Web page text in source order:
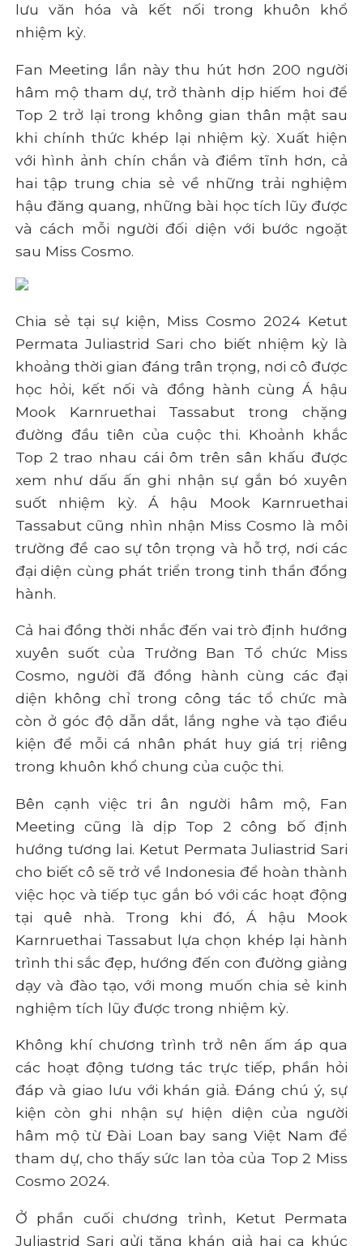
lưu văn hóa và kết nối trong khuôn khổ
nhiệm kỳ.
Fan Meeting lần này thu hút hơn 200 người
hâm mộ tham dự, trở thành dịp hiếm hoi để
Top 2 trở lại trong không gian thân mật sau
khi chính thức khép lại nhiệm kỳ. Xuất hiện
với hình ảnh chín chắn và điềm tĩnh hơn, cả
hai tập trung chia sẻ về những trải nghiệm
hậu đăng quang, những bài học tích lũy được
và cách mỗi người đối diện với bước ngoặt
sau Miss Cosmo.
Chia sẻ tại sự kiện, Miss Cosmo 2024 Ketut
Permata Juliastrid Sari cho biết nhiệm kỳ là
khoảng thời gian đáng trân trọng, nơi cô được
học hỏi, kết nối và đồng hành cùng Á hậu
Mook Karnruethai Tassabut trong chặng
đường đầu tiên của cuộc thi. Khoảnh khắc
Top 2 trao nhau cái ôm trên sân khấu được
xem như dấu ấn ghi nhận sự gắn bó xuyên
suốt nhiệm kỳ. Á hậu Mook Karnruethai
Tassabut cũng nhìn nhận Miss Cosmo là môi
trường đề cao sự tôn trọng và hỗ trợ, nơi các
đại diện cùng phát triển trong tinh thần đồng
hành.
Cả hai đồng thời nhắc đến vai trò định hướng
xuyên suốt của Trưởng Ban Tổ chức Miss
Cosmo, người đã đồng hành cùng các đại
diện không chỉ trong công tác tổ chức mà
còn ở góc độ dẫn dắt, lắng nghe và tạo điều
kiện để mỗi cá nhân phát huy giá trị riêng
trong khuôn khổ chung của cuộc thi.
Bên cạnh việc tri ân người hâm mộ, Fan
Meeting cũng là dịp Top 2 công bố định
hướng tương lai. Ketut Permata Juliastrid Sari
cho biết cô sẽ trở về Indonesia để hoàn thành
việc học và tiếp tục gắn bó với các hoạt động
tại quê nhà. Trong khi đó, Á hậu Mook
Karnruethai Tassabut lựa chọn khép lại hành
trình thi sắc đẹp, hướng đến con đường giảng
dạy và đào tạo, với mong muốn chia sẻ kinh
nghiệm tích lũy được trong nhiệm kỳ.
Không khí chương trình trở nên ấm áp qua
các hoạt động tương tác trực tiếp, phần hỏi
đáp và giao lưu với khán giả. Đáng chú ý, sự
kiện còn ghi nhận sự hiện diện của người
hâm mộ từ Đài Loan bay sang Việt Nam để
tham dự, cho thấy sức lan tỏa của Top 2 Miss
Cosmo 2024.
Ở phần cuối chương trình, Ketut Permata
Juliastrid Sari gửi tặng khán giả hai ca khúc